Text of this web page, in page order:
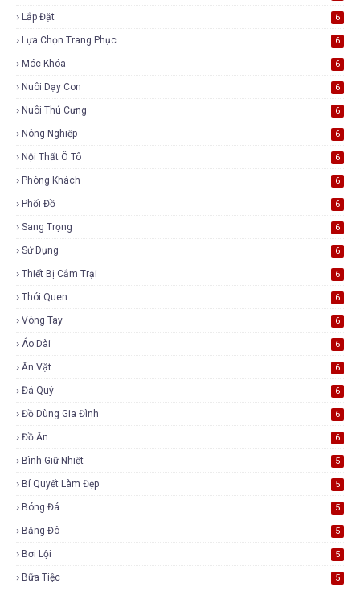
Lắp Đặt 6
Lựa Chọn Trang Phục 6
Móc Khóa 6
Nuôi Dạy Con 6
Nuôi Thú Cưng 6
Nông Nghiệp 6
Nội Thất Ô Tô 6
Phòng Khách 6
Phối Đồ 6
Sang Trọng 6
Sử Dụng 6
Thiết Bị Cắm Trại 6
Thói Quen 6
Vòng Tay 6
Áo Dài 6
Ăn Vặt 6
Đá Quý 6
Đồ Dùng Gia Đình 6
Đồ Ăn 6
Bình Giữ Nhiệt 5
Bí Quyết Làm Đẹp 5
Bóng Đá 5
Băng Đô 5
Bơi Lội 5
Bữa Tiệc 5